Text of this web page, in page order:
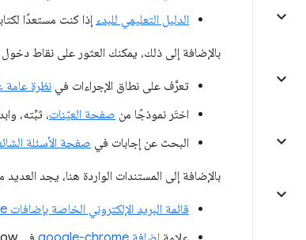
الدليل التعليمي للبدء إذا كنت مستعدًا
بالإضافة إلى ذلك، يمكنك العثور على نقاط
تعرَّف على نطاق الإجراءات في نظرة عامة
اختَر نموذجًا من صفحة العيّنات، ثبِّته،
البحث عن إجابات في صفحة الأسئلة
بالإضافة إلى المستندات الواردة هنا، يجد
قائمة البريد الإلكتروني الخاصة بإضافات Chrome